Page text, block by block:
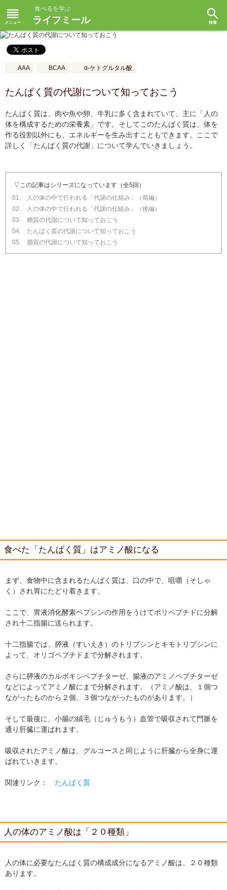
reorder 食べるを学ぶ
ライフミール search
AAA BCAA α-ケトグルタル酸
たんぱく質の代謝について知っておこう
たんぱく質は、肉や魚や卵、牛乳に多く含まれていて、主に「人の
体を構成するための栄養素」です。そしてこのたんぱく質は、体を
作る役割以外にも、エネルギーを生み出すこともできます。ここで
詳しく「たんぱく質の代謝」について学んでいきましょう。
▽この記事はシリーズになっています（全5回）
01. 人の体の中で行われる「代謝の仕組み」（前編）
02. 人の体の中で行われる「代謝の仕組み」（後編）
03. 糖質の代謝について知っておこう
04. たんぱく質の代謝について知っておこう
05. 脂質の代謝について知っておこう
食べた「たんぱく質」はアミノ酸になる
まず、食物中に含まれるたんぱく質は、口の中で、咀嚼（そしゃ
く）され胃にたどり着きます。
ここで、胃液消化酵素ペプシンの作用をうけてポリペプチドに分解
され十二指腸に送られます。
十二指腸では、膵液（すいえき）のトリプシンとキモトリプシンに
よって、オリゴペプチドまで分解されます。
さらに膵液のカルボキシペプチターゼ、腸液のアミノペプチターゼ
などによってアミノ酸にまで分解されます。（アミノ酸は、１個つ
ながったものから２個、３個つながったものがあります。）
そして最後に、小腸の絨毛（じゅうもう）血管で吸収されて門脈を
通り肝臓に運ばれます。
吸収されたアミノ酸は、グルコースと同じように肝臓から全身に運
ばれていきます。
関連リンク： たんぱく質
人の体のアミノ酸は「２０種類」
人の体に必要なたんぱく質の構成成分になるアミノ酸は、２０種類
あります。